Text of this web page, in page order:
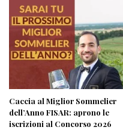
Caccia al Miglior Sommelier
dell’Anno FISAR: aprono le
iscrizioni al Concorso 2026